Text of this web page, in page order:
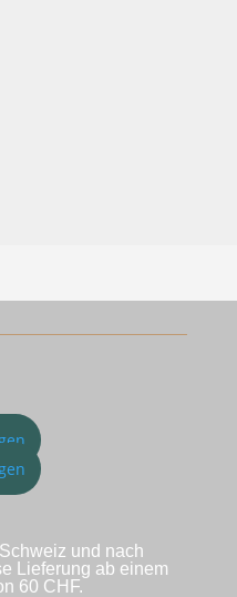
und nach
Lieferung ab einem
60 CHF.